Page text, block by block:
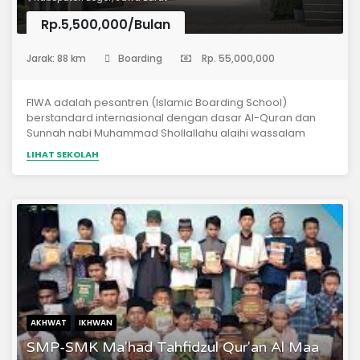
Rp.5,500,000/Bulan
Jarak: 88 km Boarding Rp. 55,000,000
FIWA adalah pesantren (Islamic Boarding School)
berstandard internasional dengan dasar Al-Quran dan
Sunnah nabi Muhammad Shollallahu alaihi wassalam
sesuai pemahaman salafus sholih. Kampus FIWA yang asri
dan hijau berdiri di lahan seluas 3 ha di desa Kahrikil,
Kecamatan Ciseeng - Parung, Kab. Bogor, Jawa Barat dan
Depok. FIWA didirikan untuk menjawab kebutuhan umat
akan kader-kader Ulama, Pemimpindan Entrepreneur
yang berkualitas Global.
LIHAT SEKOLAH
AKHWAT IKHWAN
SMP-SMK Ma'had Tahfidzul Qur'an Al Maa